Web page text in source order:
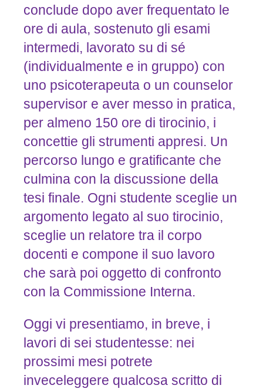
conclude dopo aver frequentato le
ore di aula, sostenuto gli esami
intermedi, lavorato su di sé
(individualmente e in gruppo) con
uno psicoterapeuta o un counselor
supervisor e aver messo in pratica,
per almeno 150 ore di tirocinio, i
concettie gli strumenti appresi. Un
percorso lungo e gratificante che
culmina con la discussione della
tesi finale. Ogni studente sceglie un
argomento legato al suo tirocinio,
sceglie un relatore tra il corpo
docenti e compone il suo lavoro
che sarà poi oggetto di confronto
con la Commissione Interna.
Oggi vi presentiamo, in breve, i
lavori di sei studentesse: nei
prossimi mesi potrete
inveceleggere qualcosa scritto di